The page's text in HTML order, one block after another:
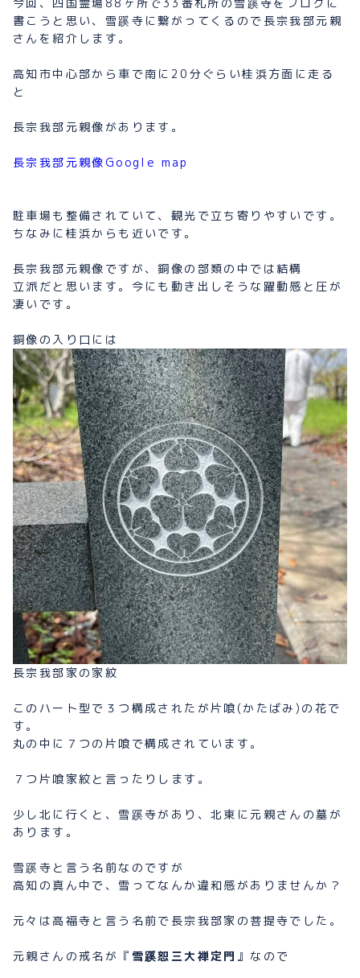
書こうと思い、雪蹊寺に繋がってくるので長宗我部元親
さんを紹介します。
高知市中心部から車で南に20分ぐらい桂浜方面に走る
と
長宗我部元親像があります。
長宗我部元親像Google map
駐車場も整備されていて、観光で立ち寄りやすいです。
ちなみに桂浜からも近いです。
長宗我部元親像ですが、銅像の部類の中では結構
立派だと思います。今にも動き出しそうな躍動感と圧が
凄いです。
銅像の入り口には
長宗我部家の家紋
このハート型で３つ構成されたが片喰(かたばみ)の花で
す。
丸の中に７つの片喰で構成されています。
７つ片喰家紋と言ったりします。
少し北に行くと、雪蹊寺があり、北東に元親さんの墓が
あります。
雪蹊寺と言う名前なのですが
高知の真ん中で、雪ってなんか違和感がありませんか？
元々は高福寺と言う名前で長宗我部家の菩提寺でした。
元親さんの戒名が『 雪蹊恕三大禅定門 』なので